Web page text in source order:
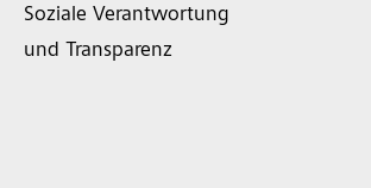
Soziale Verantwortung
und Transparenz